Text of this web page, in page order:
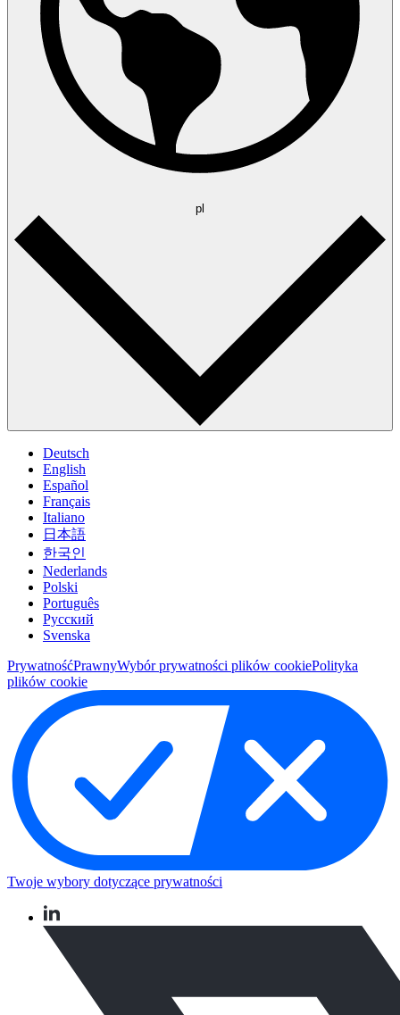
pl
Deutsch
English
Español
Français
Italiano
日本語
한국인
Nederlands
Polski
Português
Pусский
Svenska
PrywatnośćPrawnyWybór prywatności plików cookiePolityka
plików cookie
Twoje wybory dotyczące prywatności